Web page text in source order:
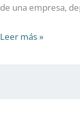
de una empresa,
Leer más »